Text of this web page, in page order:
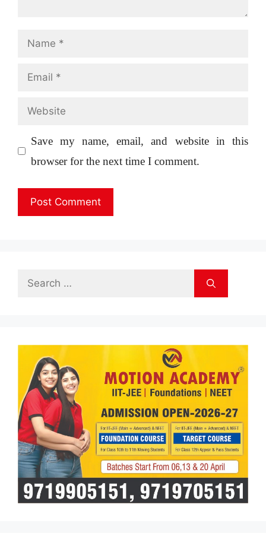
Name
Email
Website
Save my name, email, and website in this
browser for the next time I comment.
Search